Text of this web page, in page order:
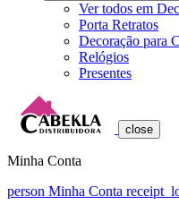
Ver todos em
Porta Retratos
Decoração para
Relógios
Presentes
close
Minha Conta
person Minha Conta